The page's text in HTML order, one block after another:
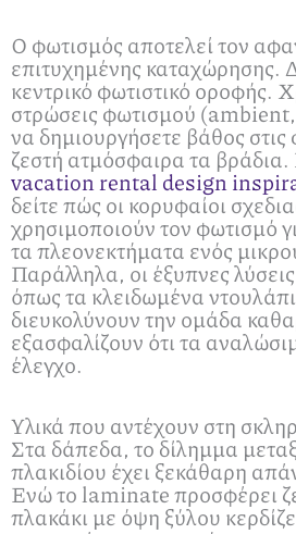
Ο φωτισμός αποτελεί τον
επιτυχημένης καταχώρησης.
κεντρικό φωτιστικό οροφής.
στρώσεις φωτισμού
να δημιουργήσετε βάθος
ζεστή ατμόσφαιρα τα βράδια.
vacation rental design
δείτε πώς οι κορυφαίοι
χρησιμοποιούν τον φωτισμό
τα πλεονεκτήματα ενός
Παράλληλα, οι έξυπνες
όπως τα κλειδωμένα
διευκολύνουν την ομάδα
εξασφαλίζουν ότι τα
έλεγχο.
Υλικά που αντέχουν στη
Στα δάπεδα, το δίλημμα
πλακιδίου έχει ξεκάθαρη
Ενώ το laminate προσφέρει
πλακάκι με όψη ξύλου